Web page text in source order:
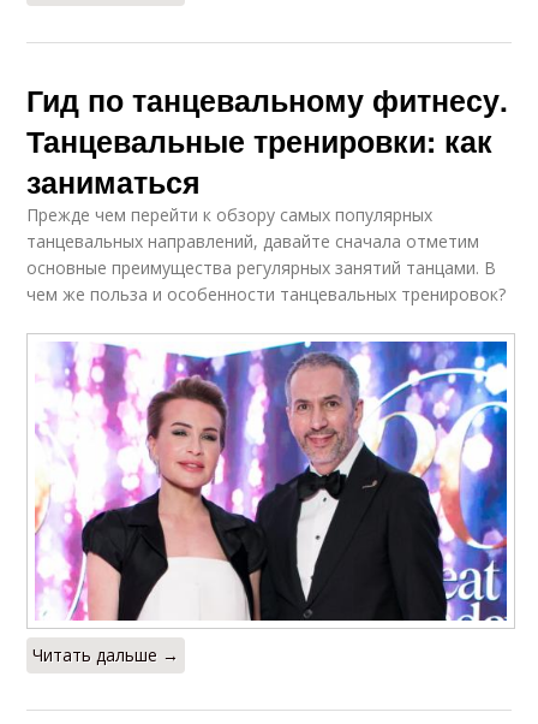
Гид по танцевальному фитнесу.
Танцевальные тренировки: как
заниматься
Прежде чем перейти к обзору самых популярных
танцевальных направлений, давайте сначала отметим
основные преимущества регулярных занятий танцами. В
чем же польза и особенности танцевальных тренировок?
Читать дальше →